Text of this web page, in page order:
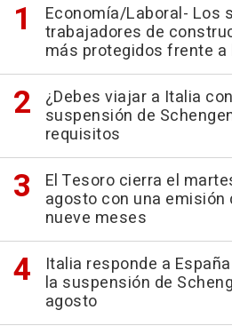
Economía/Laboral- Los
trabajadores de
más protegidos frente
¿Debes viajar a Italia
suspensión de
requisitos
El Tesoro cierra el
agosto con una
nueve meses
Italia responde a
la suspensión de
agosto